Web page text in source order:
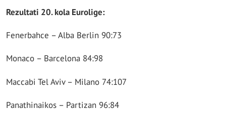
Rezultati 20. kola Eurolige:
Fenerbahce – Alba Berlin 90:73
Monaco – Barcelona 84:98
Maccabi Tel Aviv – Milano 74:107
Panathinaikos – Partizan 96:84